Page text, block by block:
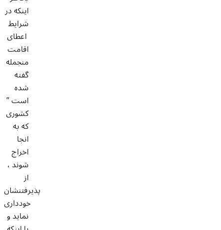
اینکه در
شرایط
اعطای
اقامت
منجمله
گفته
شده
است ”
کشوری
که به
انجا
اخراج
شوند ،
از
پذیرفتنشان
خودداری
نماید و